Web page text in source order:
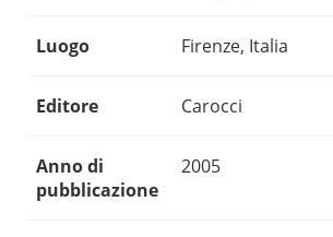
Luogo Firenze, Italia
Editore Carocci
Anno di
pubblicazione
2005